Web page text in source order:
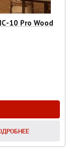
10 Pro Wood